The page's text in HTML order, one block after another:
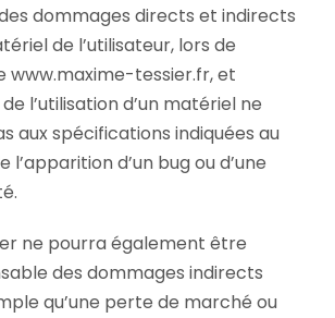
dommages directs et indirects
de l’utilisateur, lors de
www.maxime-tessier.fr, et
l’utilisation d’un matériel ne
aux spécifications indiquées au
l’apparition d’un bug ou d’une
ne pourra également être
des dommages indirects
qu’une perte de marché ou